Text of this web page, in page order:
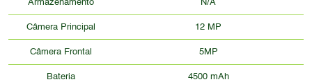
Armazenamento N/A
Câmera Principal 12 MP
Câmera Frontal 5MP
Bateria 4500 mAh